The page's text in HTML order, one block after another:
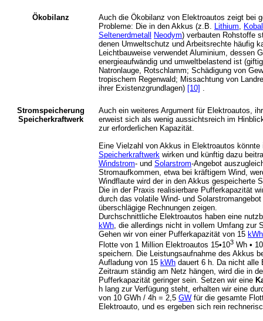
Ökobilanz
Auch die Ökobilanz von Elektroautos zeigt bei
Probleme: Die in den Akkus (z.B. Lithium,
Seltenerdmetall
Neodym) verbauten Rohstoffe
denen Umweltschutz und Arbeitsrechte häufig
Leichtbauweise verwendet Aluminium, dessen
energieaufwändig und umweltbelastend ist
Natronlauge, Rotschlamm; Schädigung von
tropischem Regenwald; Missachtung von
ihrer Existenzgrundlagen) [10] .
Stromspeicherung
Speicherkraftwerk
Auch ein weiteres Argument für Elektroautos,
erweist sich als wenig aussichtsreich im
zur erforderlichen Kapazität.
Eine Vielzahl von Akkus in Elektroautos
Speicherkraftwerk wirken und künftig dazu
Windstrom- und Solarstrom-Angebot
Stromaufkommen, etwa bei kräftigem Wind,
Windflaute wird der in den Akkus gespeicherte
Die in der Praxis realisierbare Pufferkapazität
durch das volatile Wind- und
überschlägige Rechnungen zeigen.
Durchschnittliche Elektroautos haben eine
kWh, die allerdings nicht in vollem Umfang zur
Gehen wir von einer Pufferkapazität von 15 kWh
Flotte von 1 Million Elektroautos 15•103 Wh • 10
speichern. Die Leistungsaufnahme des Akkus
Aufladung von 15 kWh dauert 6 h. Da nicht alle
Zeitraum ständig am Netz hängen, wird die in
Pufferkapazität geringer sein. Setzen wir eine
h lang zur Verfügung steht, erhalten wir eine
von 10 GWh / 4h = 2,5 GW für die gesamte
Elektroauto, und es ergeben sich rein